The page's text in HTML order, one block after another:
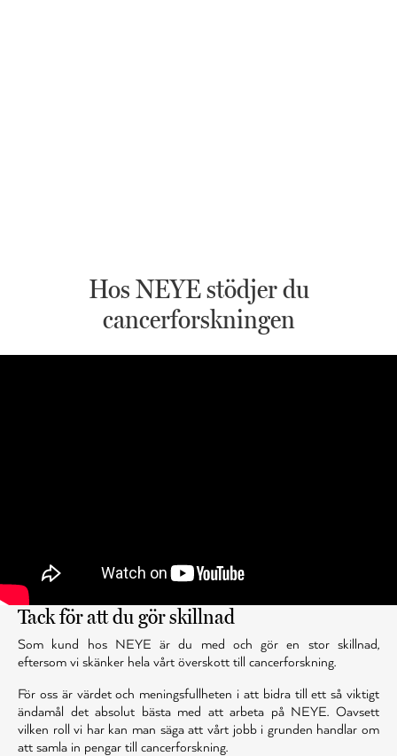
Hos NEYE stödjer du
cancerforskningen
Tack för att du gör skillnad
Som kund hos NEYE är du med och gör en stor skillnad,
eftersom vi skänker hela vårt överskott till cancerforskning.
För oss är värdet och meningsfullheten i att bidra till ett så viktigt
ändamål det absolut bästa med att arbeta på NEYE. Oavsett
vilken roll vi har kan man säga att vårt jobb i grunden handlar om
att samla in pengar till cancerforskning.